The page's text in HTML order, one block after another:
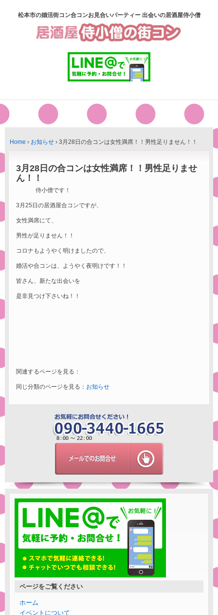
松本市の婚活街コン合コンお見合いパーティー 出会いの居酒屋侍小僧
Home › お知らせ › 3月28日の合コンは女性満席！！男性足りません！！
3月28日の合コンは女性満席！！男性足りませ
ん！！
侍小僧です！
3月25日の居酒屋合コンですが、
女性満席にて、
男性が足りません！！
コロナもようやく明けましたので、
婚活や合コンは、ようやく夜明けです！！
皆さん、新たな出会いを
是非見つけ下さいね！！
関連するページを見る：
同じ分類のページを見る： お知らせ
ページをご覧ください
ホーム
イベントについて